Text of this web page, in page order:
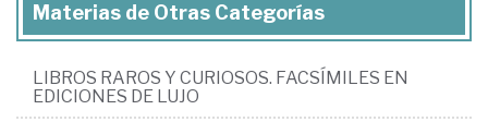
Materias de Otras Categorías
LIBROS RAROS Y CURIOSOS. FACSÍMILES EN
EDICIONES DE LUJO